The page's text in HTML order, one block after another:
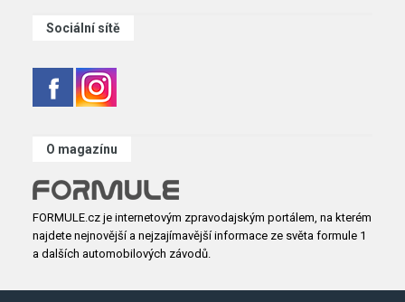
Sociální sítě
O magazínu
FORMULE.cz je internetovým zpravodajským portálem, na kterém
najdete nejnovější a nejzajímavější informace ze světa formule 1
a dalších automobilových závodů.